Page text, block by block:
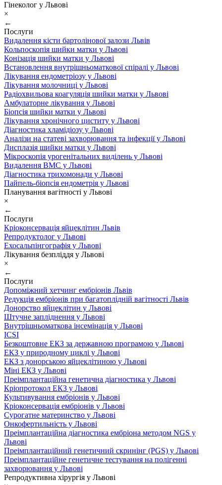
Гінеколог у Львові
×
←
Послуги
Видалення кісти бартолінової залози Львів
Кольпоскопія шийки матки у Львові
Конізація шийки матки у Львові
Встановлення внутрішньоматкової спіралі у Львові
Лікування ендометріозу у Львові
Лікування молочниці у Львові
Радіохвильова коагуляція шийки матки у Львові
Амбулаторне лікування у Львові
Біопсія шийки матки у Львові
Лікування хронічного циститу у Львові
Діагностика хламідіозу у Львові
Аналізи на статеві захворювання та інфекції у Львові
Дисплазія шийки матки у Львові
Мікроскопія урогенітальних виділень у Львові
Видалення ВМС у Львові
Діагностика трихомонади у Львові
Пайпель-біопсія ендометрія у Львові
Планування вагітності у Львові
×
←
Послуги
Кріоконсервація яйцеклітин Львів
Репродуктолог у Львові
Ехосальпінгографія у Львові
Лікування безпліддя у Львові
×
←
Послуги
Допоміжний хетчинг ембріонів Львів
Редукція ембріонів при багатоплідній вагітності Львів
Донорство яйцеклітин у Львові
Штучне запліднення у Львові
Внутрішньоматкова інсемінація у Львові
ICSI
Безкоштовне ЕКЗ за державною програмою у Львові
ЕКЗ у природному циклі у Львові
ЕКЗ з донорською яйцеклітиною у Львові
Міні ЕКЗ у Львові
Преімплантаційна генетична діагностика у Львові
Кріопротокол ЕКЗ у Львові
Культивування ембріонів у Львові
Кріоконсервація ембріонів у Львові
Сурогатне материнство у Львові
Онкофертильність у Львові
Преімплантаційна діагностика ембріона методом NGS у
Львові
Преімплантаційний генетичний скринінг (PGS) у Львові
Преімплантаційне генетичне тестування на полігенні
захворювання у Львові
Репродуктивна хірургія у Львові